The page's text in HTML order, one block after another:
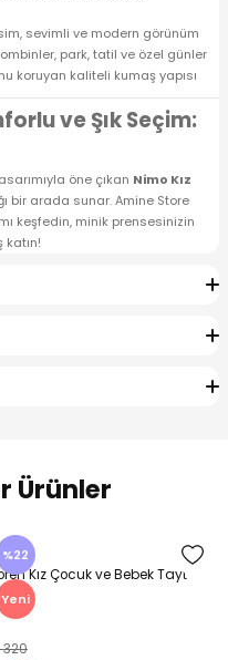
sevimli ve modern görünüm
park, tatil ve özel günler
koruyan kaliteli kumaş yapısı
ve Şık Seçim:
öne çıkan Nimo Kız
bir arada sunar. Amine Store
keşfedin, minik prensesinizin
Ürünler
%22
Yeni
Kız Çocuk ve Bebek Tayt